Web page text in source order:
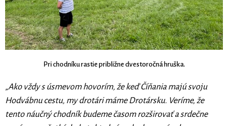
Pri chodníku rastie približne dvestoročná hruška.
„Ako vždy s úsmevom hovorím, že keď Číňania majú svoju
Hodvábnu cestu, my drotári máme Drotársku. Veríme, že
tento náučný chodník budeme časom rozširovať a srdečne